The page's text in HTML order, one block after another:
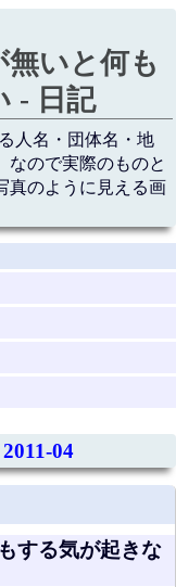
いと何も
- 日記
人名・団体名・地
なので実際のものと
真のように見える画
2011-04
する気が起きな